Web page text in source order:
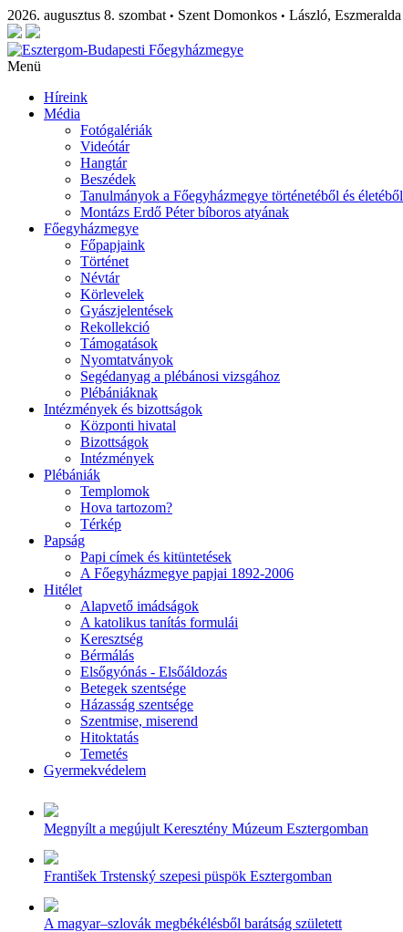
2026. augusztus 8. szombat • Szent Domonkos • László, Eszmeralda
Menü
Híreink
Média
Fotógalériák
Videótár
Hangtár
Beszédek
Tanulmányok a Főegyházmegye történetéből és életéből
Montázs Erdő Péter bíboros atyának
Főegyházmegye
Főpapjaink
Történet
Névtár
Körlevelek
Gyászjelentések
Rekollekció
Támogatások
Nyomtatványok
Segédanyag a plébánosi vizsgához
Plébániáknak
Intézmények és bizottságok
Központi hivatal
Bizottságok
Intézmények
Plébániák
Templomok
Hova tartozom?
Térkép
Papság
Papi címek és kitüntetések
A Főegyházmegye papjai 1892-2006
Hitélet
Alapvető imádságok
A katolikus tanítás formulái
Keresztség
Bérmálás
Elsőgyónás - Elsőáldozás
Betegek szentsége
Házasság szentsége
Szentmise, miserend
Hitoktatás
Temetés
Gyermekvédelem
Megnyílt a megújult Keresztény Múzeum Esztergomban
František Trstenský szepesi püspök Esztergomban
A magyar–szlovák megbékélésből barátság született